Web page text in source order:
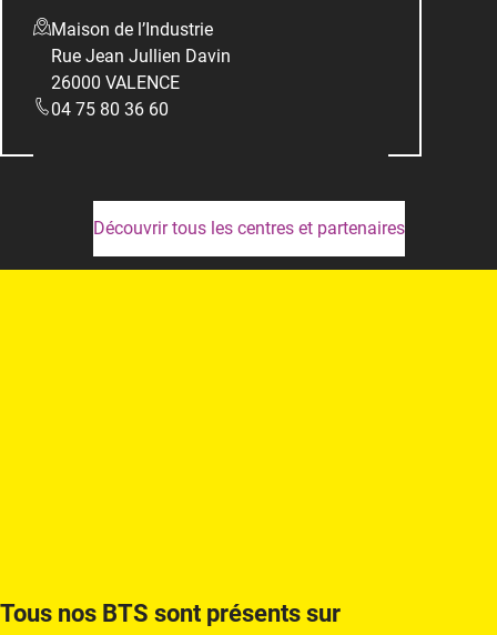
Maison de l’Industrie
Rue Jean Jullien Davin
26000 VALENCE
04 75 80 36 60
Découvrir tous les centres et partenaires
Tous nos BTS sont présents sur